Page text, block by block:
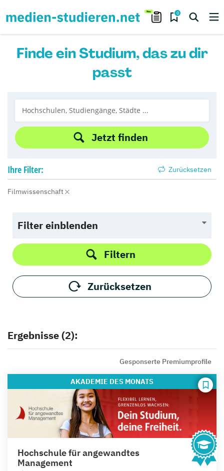
0
Finde ein Studium, das zu dir
passt
Jetzt finden
Ihre Filter: Zurücksetzen
Filmwissenschaft
Filter einblenden
Filtern
Zurücksetzen
Ergebnisse (2):
Gesponserte Premiumprofile
AKADEMIE DES MONATS
Hochschule für angewandtes
Management